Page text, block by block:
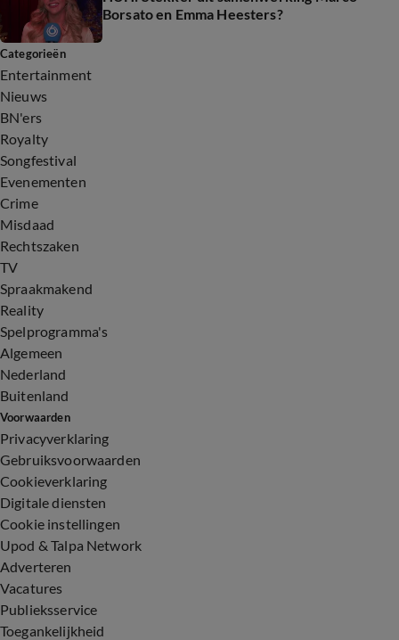
Borsato en Emma Heesters?
Categorieën
Entertainment
Nieuws
BN'ers
Royalty
Songfestival
Evenementen
Crime
Misdaad
Rechtszaken
TV
Spraakmakend
Reality
Spelprogramma's
Algemeen
Nederland
Buitenland
Voorwaarden
Privacyverklaring
Gebruiksvoorwaarden
Cookieverklaring
Digitale diensten
Cookie instellingen
Upod & Talpa Network
Adverteren
Vacatures
Publieksservice
Toegankelijkheid